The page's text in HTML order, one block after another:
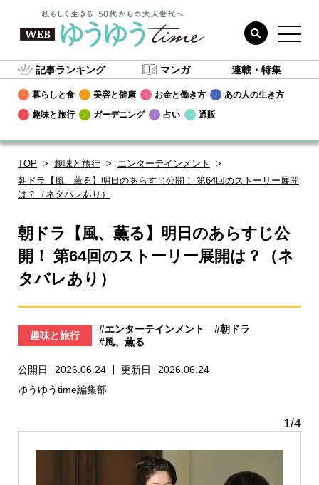
記事ランキング マンガ 連載・特集
暮らしと食 美容と健康 お金と働き方
あの人の生き方
趣味と旅行
ガーデニング 占い 通販
TOP 趣味と旅行
エンターテインメント
朝ドラ【風、薫る】明日のあらすじ公開！ 第64回のストーリー展開
は？（ネタバレあり）
朝ドラ【風、薫る】明日のあらすじ公
開！ 第64回のストーリー展開は？（ネ
タバレあり）
趣味と旅行
#エンターテインメント
#朝ドラ
#風、薫る
公開日 2026.06.24 更新日
2026.06.24
ゆうゆうtime編集部
1/4